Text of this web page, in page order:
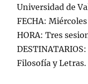
Universidad de
FECHA:
HORA: Tres
Filosofía y Letras.